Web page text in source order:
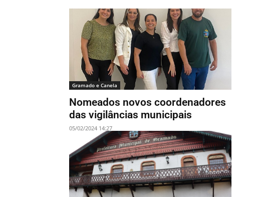
Gramado e Canela
Nomeados novos coordenadores
das vigilâncias municipais
05/02/2024 14:27